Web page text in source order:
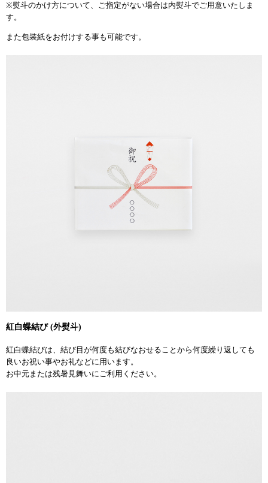
※熨斗のかけ方について、ご指定がない場合は内熨斗でご用意いたしま
す。
また包装紙をお付けする事も可能です。
紅白蝶結び (外熨斗)
紅白蝶結びは、結び目が何度も結びなおせることから何度繰り返しても
良いお祝い事やお礼などに用います。
お中元または残暑見舞いにご利用ください。